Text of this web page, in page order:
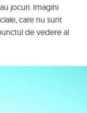
jocuri. Imagini
care nu sunt
de vedere al